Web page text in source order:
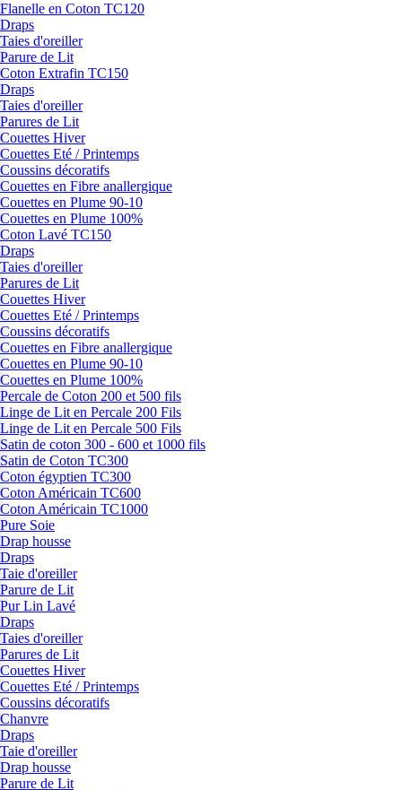
Flanelle en Coton TC120
Draps
Taies d'oreiller
Parure de Lit
Coton Extrafin TC150
Draps
Taies d'oreiller
Parures de Lit
Couettes Hiver
Couettes Eté / Printemps
Coussins décoratifs
Couettes en Fibre anallergique
Couettes en Plume 90-10
Couettes en Plume 100%
Coton Lavé TC150
Draps
Taies d'oreiller
Parures de Lit
Couettes Hiver
Couettes Eté / Printemps
Coussins décoratifs
Couettes en Fibre anallergique
Couettes en Plume 90-10
Couettes en Plume 100%
Percale de Coton 200 et 500 fils
Linge de Lit en Percale 200 Fils
Linge de Lit en Percale 500 Fils
Satin de coton 300 - 600 et 1000 fils
Satin de Coton TC300
Coton égyptien TC300
Coton Américain TC600
Coton Américain TC1000
Pure Soie
Drap housse
Draps
Taie d'oreiller
Parure de Lit
Pur Lin Lavé
Draps
Taies d'oreiller
Parures de Lit
Couettes Hiver
Couettes Eté / Printemps
Coussins décoratifs
Chanvre
Draps
Taie d'oreiller
Drap housse
Parure de Lit